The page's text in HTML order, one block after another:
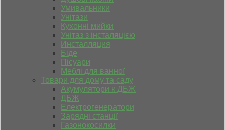
Умивальники
Унітази
Кухонні мийки
Унітаз з інсталяцією
Инсталляция
Біде
Пісуари
Меблі для ванної
Товари для дому та саду
Акумулятори к ДБЖ
ДБЖ
Електрогенератори
Зарядні станції
Газонокосилки